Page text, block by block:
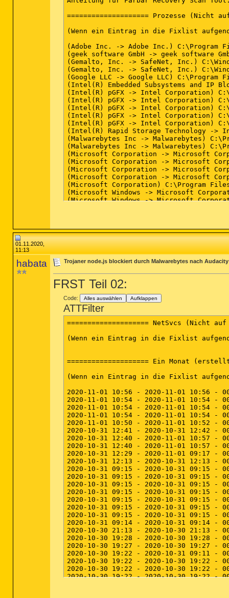
01.11.2020,
11:13
habata Trojaner node.js blockiert durch Malwarebytes nach
FRST Teil 02:
Code: Alles auswählen Aufklappen
ATTFilter
==================== NetSvcs (Nicht auf der Ausnahmeliste) ===================

(Wenn ein Eintrag in die Fixlist aufgenommen wird, wird er aus der Registry entfernt. Die Datei wird nicht verschoben solange sie nicht separat aufgelistet wird.)


==================== Ein Monat (erstellte) ===================

(Wenn ein Eintrag in die Fixlist aufgenommen wird, wird die Datei/der Ordner verschoben.)

2020-11-01 10:56 - 2020-11-01 10:56 - 000000000 ____D C:\Users\*****\AppData\LocalLow\IGDump
2020-11-01 10:54 - 2020-11-01 10:54 - 000197792 _____ (Malwarebytes) C:\windows\system32\Drivers\farflt.sys
2020-11-01 10:54 - 2020-11-01 10:54 - 000134304 _____ (Malwarebytes) C:\windows\system32\Drivers\mwac.sys
2020-11-01 10:54 - 2020-11-01 10:54 - 000074936 _____ (Malwarebytes) C:\windows\system32\Drivers\mbam.sys
2020-11-01 10:50 - 2020-11-01 10:52 - 000016590 _____ C:\Users\*****\Downloads\Fixlog.txt
2020-10-31 12:41 - 2020-10-31 12:42 - 000122509 _____ C:\Users\*****\Downloads\Addition.txt
2020-10-31 12:40 - 2020-11-01 10:57 - 000025557 _____ C:\Users\*****\Downloads\FRST.txt
2020-10-31 12:40 - 2020-11-01 10:57 - 000000000 ____D C:\FRST
2020-10-31 12:29 - 2020-11-01 09:17 - 000000000 ____D C:\Users\*****\Desktop\Protokolle
2020-10-31 12:13 - 2020-10-31 12:13 - 002299904 _____ (Farbar) C:\Users\*****\Downloads\FRST64.exe
2020-10-31 09:15 - 2020-10-31 09:15 - 000248968 _____ (Malwarebytes) C:\windows\system32\Drivers\mbamswissarmy.sys
2020-10-31 09:15 - 2020-10-31 09:15 - 000217600 _____ (Malwarebytes) C:\windows\system32\Drivers\MbamChameleon.sys
2020-10-31 09:15 - 2020-10-31 09:15 - 000153312 _____ (Malwarebytes) C:\windows\system32\Drivers\mbae64.sys
2020-10-31 09:15 - 2020-10-31 09:15 - 000019912 _____ (Malwarebytes) C:\windows\system32\Drivers\MbamElam.sys
2020-10-31 09:15 - 2020-10-31 09:15 - 000002040 _____ C:\ProgramData\Microsoft\Windows\Start Menu\Programs\Malwarebytes.lnk
2020-10-31 09:15 - 2020-10-31 09:15 - 000000000 ____D C:\Users\*****\AppData\Local\mbam
2020-10-31 09:15 - 2020-10-31 09:15 - 000000000 ____D C:\ProgramData\Malwarebytes
2020-10-31 09:14 - 2020-10-31 09:14 - 000000000 ____D C:\Program Files\Malwarebytes
2020-10-30 21:13 - 2020-10-30 21:13 - 000572402 _____ C:\Users\*****\Desktop\lighter2.webp
2020-10-30 19:28 - 2020-10-30 19:28 - 000000000 ____D C:\Users\*****\Documents\Audacity
2020-10-30 19:27 - 2020-10-30 19:27 - 000000000 ____D C:\Users\*****\AppData\Local\MediaHuman
2020-10-30 19:22 - 2020-10-31 09:11 - 000000000 ____D C:\Users\*****\AppData\Roaming\audacity
2020-10-30 19:22 - 2020-10-30 19:22 - 000001095 _____ C:\ProgramData\Microsoft\Windows\Start Menu\Programs\Audacity.lnk
2020-10-30 19:22 - 2020-10-30 19:22 - 000000000 ____D C:\Users\*****\AppData\Local\Audacity
2020-10-30 19:22 - 2020-10-30 19:22 - 000000000 ____D C:\Program Files (x86)\Audacity
2020-10-30 19:21 - 2020-10-30 19:21 - 000000408 _____ C:\Users\Public\Desktop\updatepush.com.lnk
2020-10-30 19:21 - 2020-10-30 19:21 - 000000408 _____ C:\ProgramData\Desktop\updatepush.com.lnk
2020-10-30 18:39 - 2020-10-30 22:15 - 000072197 _____ C:\Users\*****\Desktop\Tongue_Drum.dwg
2020-10-30 18:39 - 2020-10-30 22:15 - 000072197 _____ C:\Users\*****\Desktop\Tongue_Drum.bak
2020-10-30 18:27 - 2020-10-30 18:27 - 000713908 _____ C:\Users\*****\Desktop\lighter.webp
2020-10-30 04:20 - 2020-10-30 04:20 - 000000000 ____D C:\windows\system32\Tasks\Mozilla
2020-10-27 23:09 - 2020-10-28 21:12 - 000000000 ____D C:\Users\*****\AppData\Roaming\vlc
2020-10-27 23:09 - 2020-10-27 23:09 - 000000923 _____ C:\Users\Public\Desktop\VLC media player.lnk
2020-10-27 23:09 - 2020-10-27 23:09 - 000000923 _____ C:\ProgramData\Desktop\VLC media player.lnk
2020-10-27 23:09 - 2020-10-27 23:09 - 000000000 ____D C:\ProgramData\Microsoft\Windows\Start Menu\Programs\VideoLAN
2020-10-27 23:08 - 2020-10-27 23:08 - 041824168 _____ C:\Users\*****\Downloads\vlc-3.0.11-win64.exe
2020-10-27 23:08 - 2020-10-27 23:08 - 000000000 ____D C:\Program Files\VideoLAN
2020-10-26 11:46 - 2020-10-26 14:38 - 000003023 _____ C:\Users\*****\AppData\Local\kdenliverc
2020-10-26 11:46 - 2020-10-26 11:46 - 000000532 _____ C:\Users\*****\AppData\Local\user-places.xbel
2020-10-26 11:46 - 2020-10-26 11:46 - 000000000 ____D C:\Users\*****\AppData\Roaming\kdenlive
2020-10-26 11:46 - 2020-10-26 11:46 - 000000000 ____D C:\Users\*****\AppData\Local\mime
2020-10-26 11:46 - 2020-10-26 11:46 - 000000000 ____D C:\Users\*****\AppData\Local\kdenlive
2020-10-26 11:46 - 2020-10-26 11:46 - 000000000 _____ C:\Users\*****\AppData\Local\user-places.xbel.tbcache
2020-10-26 11:05 - 2020-10-26 11:05 - 000000080 _____ C:\Users\*****\AppData\Local\digikam_systemrc
2020-10-26 11:03 - 2020-10-26 11:03 - 000000000 ____D C:\Users\*****\AppData\Local\digikam
2020-10-26 11:02 - 2020-10-27 12:30 - 000041998 _____ C:\Users\*****\AppData\Local\digikamrc
2020-10-26 10:53 - 2020-10-26 10:53 - 000000000 ____D C:\ProgramData\Microsoft\Windows\Start